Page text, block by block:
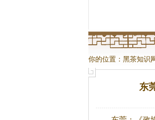
你的位置： 黑茶知识
东